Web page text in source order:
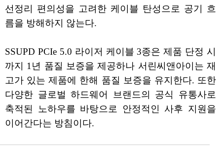
선정리 편의성을 고려한 케이블 탄성으로 공기 흐
름을 방해하지 않는다.
SSUPD PCIe 5.0 라이저 케이블 3종은 제품 단정 시
까지 1년 품질 보증을 제공하나 서린씨앤아이는 재
고가 있는 제품에 한해 품질 보증을 유지한다. 또한
다양한 글로벌 하드웨어 브랜드의 공식 유통사로
축적된 노하우를 바탕으로 안정적인 사후 지원을
이어간다는 방침이다.